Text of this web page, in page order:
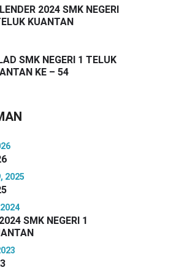
2024 SMK NEGERI
KUANTAN
SMK NEGERI 1 TELUK
KE – 54
2025
SMK NEGERI 1